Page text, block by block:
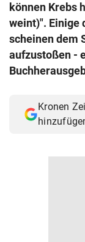
© Krone
können Krebs
weint)". Einige
scheinen dem
aufzustoßen -
Kronen